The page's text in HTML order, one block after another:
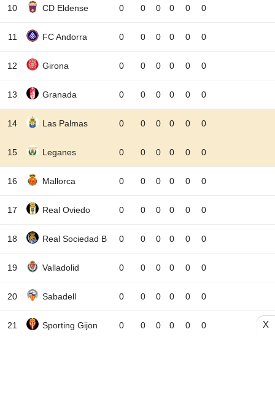
10 CD Eldense 0 0 0 0 0 0
11 FC Andorra 0 0 0 0 0 0
12 Girona 0 0 0 0 0 0
13 Granada 0 0 0 0 0 0
14 Las Palmas 0 0 0 0 0 0
15 Leganes 0 0 0 0 0 0
16 Mallorca 0 0 0 0 0 0
17 Real Oviedo 0 0 0 0 0 0
18 Real Sociedad B 0 0 0 0 0 0
19 Valladolid 0 0 0 0 0 0
20 Sabadell 0 0 0 0 0 0
21 Sporting Gijon 0 0 0 0 0 0 X